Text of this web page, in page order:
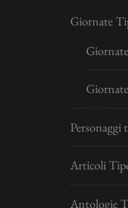
Giornate
Personaggi
Articoli
Antologie